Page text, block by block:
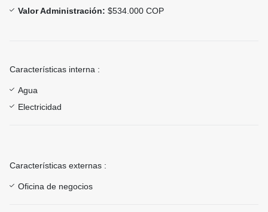
Valor Administración: $534.000 COP
Características interna :
Agua
Electricidad
Características externas :
Oficina de negocios